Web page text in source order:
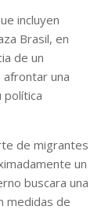
incluyen
Brasil, en
de un
afrontar una
política
de migrantes
un
buscara una
medidas de